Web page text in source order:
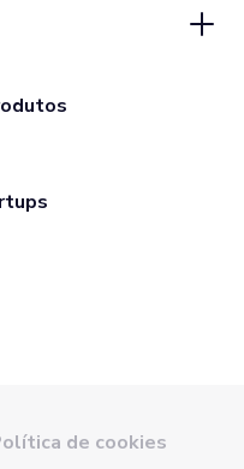
de cookies